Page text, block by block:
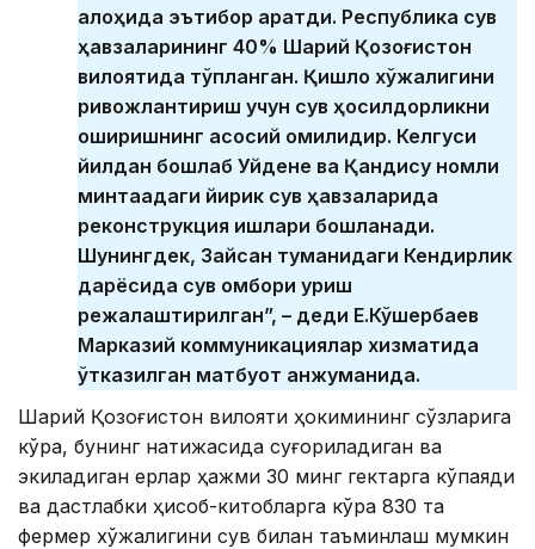
алоҳида эътибор қаратди. Республика сув
ҳавзаларининг 40% Шарқий Қозоғистон
вилоятида тўпланган. Қишлоқ хўжалигини
ривожлантириш учун сув ҳосилдорликни
оширишнинг асосий омилидир. Келгуси
йилдан бошлаб Уйдене ва Қандису номли
минтақадаги йирик сув ҳавзаларида
реконструкция ишлари бошланади.
Шунингдек, Зайсан туманидаги Кендирлик
дарёсида сув омбори қуриш
режалаштирилган”, – деди Е.Кўшербаев
Марказий коммуникациялар хизматида
ўтказилган матбуот анжуманида.
Шарқий Қозоғистон вилояти ҳокимининг сўзларига
кўра, бунинг натижасида суғориладиган ва
экиладиган ерлар ҳажми 30 минг гектарга кўпаяди
ва дастлабки ҳисоб-китобларга кўра 830 та
фермер хўжалигини сув билан таъминлаш мумкин